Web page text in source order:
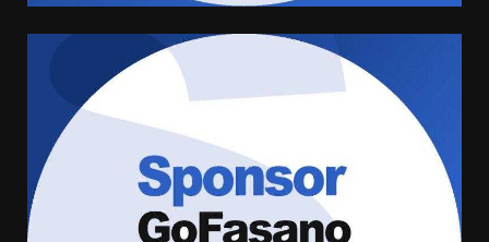
L’abusivismo giornalistico è un
pericolo
3 Agosto 2026 17:22
Luca Fanigliulo è il nuovo
Presidente del Rotaract Club
Fasano
2 Agosto 2026 12:17